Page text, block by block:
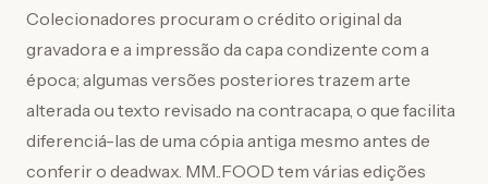
Colecionadores procuram o crédito original da
gravadora e a impressão da capa condizente com a
época; algumas versões posteriores trazem arte
alterada ou texto revisado na contracapa, o que facilita
diferenciá-las de uma cópia antiga mesmo antes de
conferir o deadwax. MM..FOOD tem várias edições